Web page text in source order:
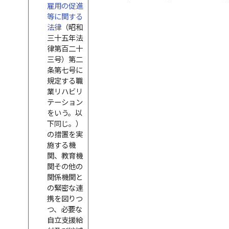
雇用の促進
等に関する
法律（昭和
三十五年法
律第百二十
三号）第二
条第七号に
規定する職
業リハビリ
テーション
をいう。以
下同じ。）
の措置を実
施する機
関、教育機
関その他の
関係機関と
の緊密な連
携を図りつ
つ、必要な
自立支援給